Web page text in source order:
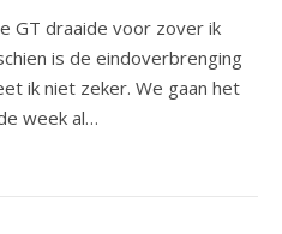
GT draaide voor zover ik
is de eindoverbrenging
ik niet zeker. We gaan het
week al…